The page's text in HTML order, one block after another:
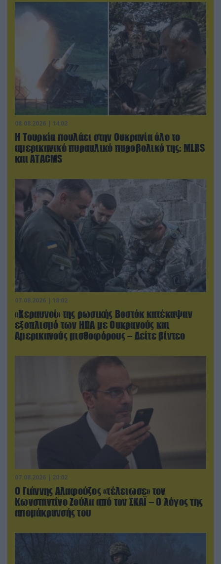
08.08.2026 | 14:02
Η Τουρκία πουλάει στην Ουκρανία όλο το
αμερικανικό πυραυλικό πυροβολικό της: MLRS
και ΑΤΑCMS
07.08.2026 | 18:02
«Κεραυνοί» της ρωσικής Βοστόκ κατέκαψαν
εξοπλισμό των ΗΠΑ με Ουκρανούς και
Αμερικανούς μισθοφόρους – Δείτε βίντεο
07.08.2026 | 20:02
Ο Γιάννης Αλαφούζος «τέλειωσε» τον
Κωνσταντίνο Ζούλα από τον ΣΚΑΪ – Ο λόγος της
απομάκρυνσής του